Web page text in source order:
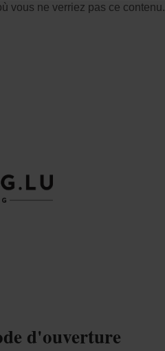
vous ne verriez pas ce contenu.
d'ouverture